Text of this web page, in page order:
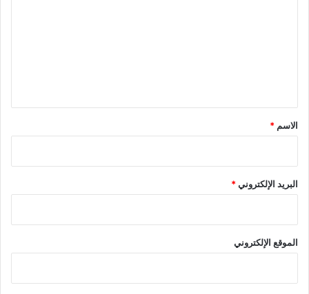
*
الاسم *
البريد الإلكتروني*
الموقع الإلكتروني